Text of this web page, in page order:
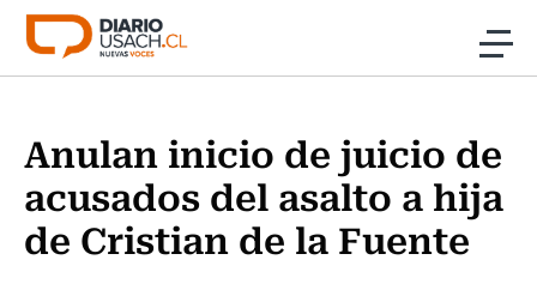
Click acá para ir directamente al contenido
Investigación
Cultura
Anulan inicio de juicio de
acusados del asalto a hija
de Cristian de la Fuente